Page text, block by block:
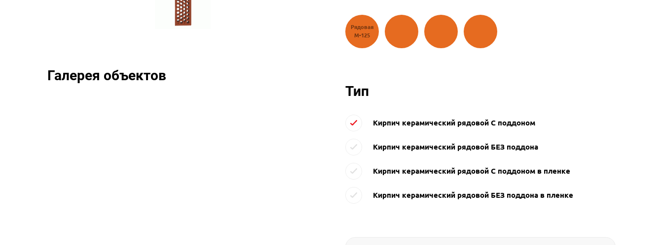
Галерея объектов
Рядовая
М-125
Утолщенный
Двойной
Двойной
Тип
Кирпич керамический рядовой С поддоном
Кирпич керамический рядовой БЕЗ поддона
Кирпич керамический рядовой С поддоном в пленке
Кирпич керамический рядовой БЕЗ поддона в пленке